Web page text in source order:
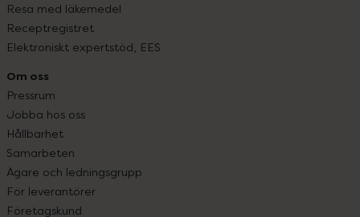
Resa med läkemedel
Receptregistret
Elektroniskt expertstöd, EES
Om oss
Pressrum
Jobba hos oss
Hållbarhet
Samarbeten
Ägare och ledningsgrupp
För leverantörer
Företagskund